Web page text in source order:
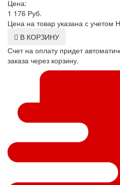
Цена:
1 176 Руб.
Цена на товар указана с учетом
В КОРЗИНУ
Счет на оплату придет
заказа через корзину.